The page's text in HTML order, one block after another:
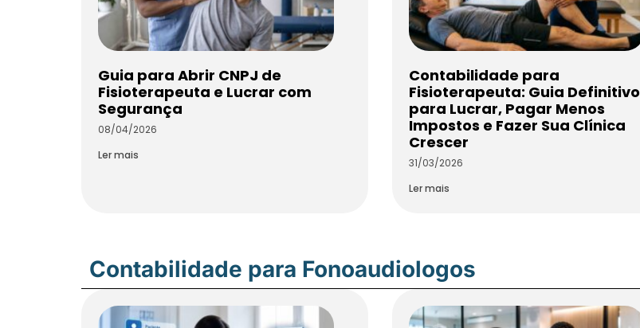
Guia para Abrir CNPJ de
Fisioterapeuta e Lucrar com
Segurança
08/04/2026
Ler mais
Contabilidade para
Fisioterapeuta: Guia Definitivo
para Lucrar, Pagar Menos
Impostos e Fazer Sua Clínica
Crescer
31/03/2026
Ler mais
Contabilidade para Fonoaudiologos